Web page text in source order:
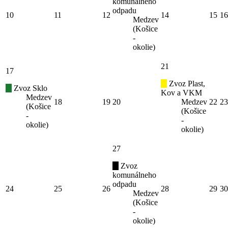
10 11 12
odpadu
Medzev
(Košice
-
okolie)
14 15 16
17
Zvoz Sklo
Medzev
(Košice
-
okolie)
18 19 20
21
Zvoz Plast,
Kov a VKM
Medzev
(Košice
-
okolie)
22 23
24 25 26
27
Zvoz
komunálneho
odpadu
Medzev
(Košice
-
okolie)
28 29 30